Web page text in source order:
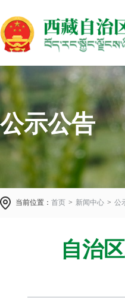
公示公告
当前位置： 首页 > 新闻中心 > 公
自治